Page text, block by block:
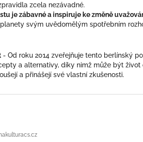
zcela nezávadné.
je zábavné a inspiruje ke změně
svým uvědomělým spotřebním
- Od roku 2014 zveřejňuje tento berlínský
a alternativy, díky nimž může být
a přinášejí své vlastní zkušenosti.